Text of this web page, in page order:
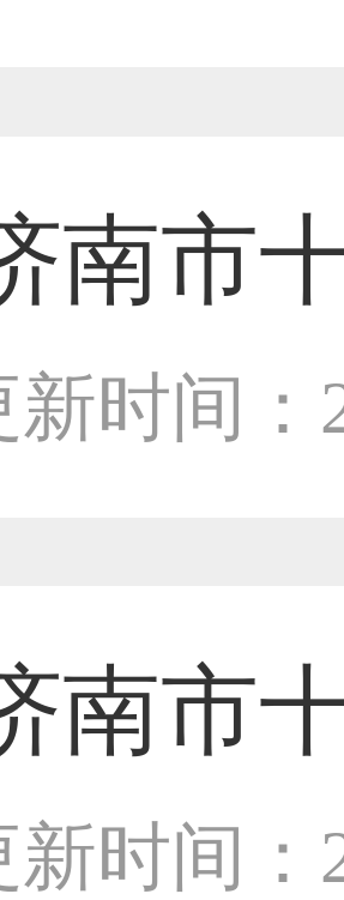
用
用
南市
新时间：
南市
设
新时间：